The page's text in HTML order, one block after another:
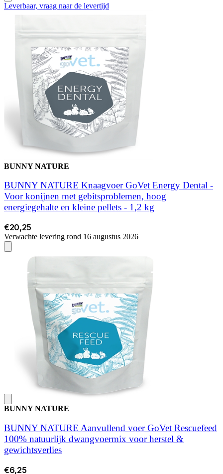
Leverbaar, vraag naar de levertijd
BUNNY NATURE
BUNNY NATURE Knaagvoer GoVet Energy Dental -
Voor konijnen met gebitsproblemen, hoog
energiegehalte en kleine pellets - 1,2 kg
€20,25
Verwachte levering rond 16 augustus 2026
BUNNY NATURE
BUNNY NATURE Aanvullend voer GoVet Rescuefeed
100% natuurlijk dwangvoermix voor herstel &
gewichtsverlies
€6,25